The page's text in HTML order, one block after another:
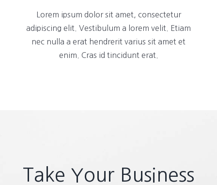
Lorem ipsum dolor sit amet, consectetur
adipiscing elit. Vestibulum a lorem velit. Etiam
nec nulla a erat hendrerit varius sit amet et
enim. Cras id tincidunt erat.
Take Your Business